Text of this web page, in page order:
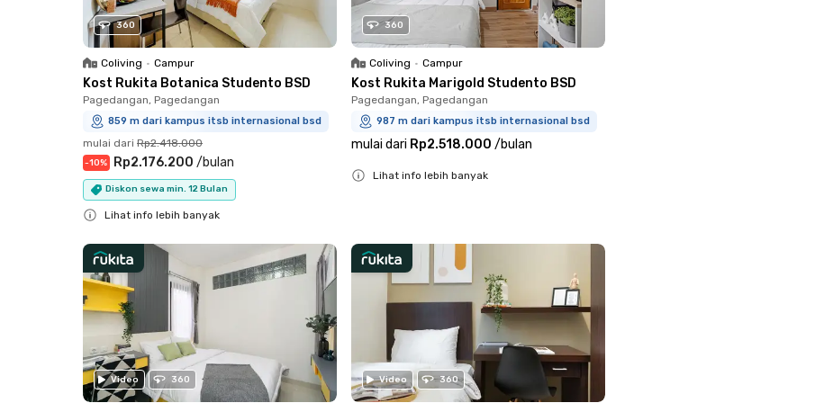
360
Coliving • Campur
Kost Rukita Botanica Studento BSD
Pagedangan, Pagedangan
859 m dari kampus itsb internasional bsd
mulai dari Rp2.418.000
-10% Rp2.176.200 /bulan
Diskon sewa min. 12 Bulan
Lihat info lebih banyak
360
Coliving • Campur
Kost Rukita Marigold Studento BSD
Pagedangan, Pagedangan
987 m dari kampus itsb internasional bsd
mulai dari Rp2.518.000 /bulan
Lihat info lebih banyak
Video 360 Video 360